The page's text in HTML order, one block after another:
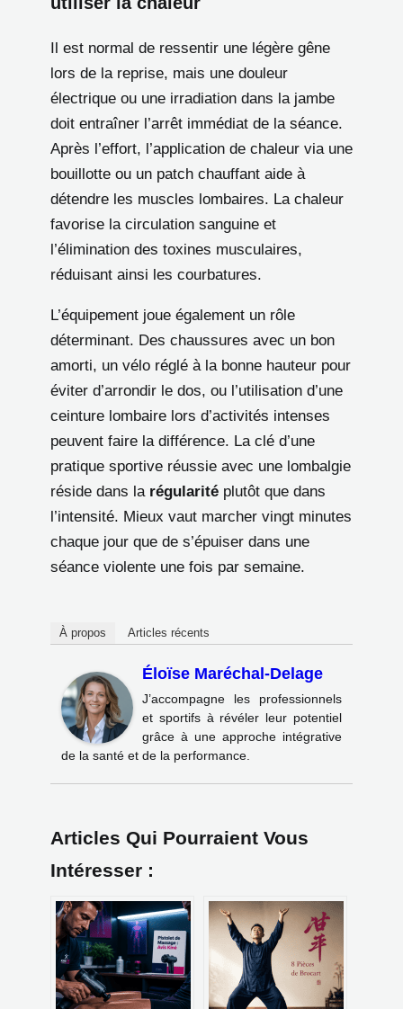
Il est normal de ressentir une légère gêne
lors de la reprise, mais une douleur
électrique ou une irradiation dans la jambe
doit entraîner l’arrêt immédiat de la séance.
Après l’effort, l’application de chaleur via une
bouillotte ou un patch chauffant aide à
détendre les muscles lombaires. La chaleur
favorise la circulation sanguine et
l’élimination des toxines musculaires,
réduisant ainsi les courbatures.
L’équipement joue également un rôle
déterminant. Des chaussures avec un bon
amorti, un vélo réglé à la bonne hauteur pour
éviter d’arrondir le dos, ou l’utilisation d’une
ceinture lombaire lors d’activités intenses
peuvent faire la différence. La clé d’une
pratique sportive réussie avec une lombalgie
réside dans la régularité plutôt que dans
l’intensité. Mieux vaut marcher vingt minutes
chaque jour que de s’épuiser dans une
séance violente une fois par semaine.
À propos Articles récents
Éloïse Maréchal-Delage
J’accompagne les professionnels
et sportifs à révéler leur potentiel
grâce à une approche intégrative
de la santé et de la performance.
Articles Qui Pourraient Vous
Intéresser :